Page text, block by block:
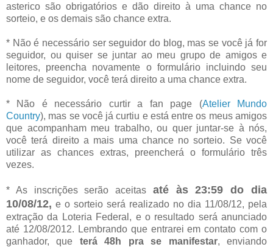
asterico são obrigatórios e dão direito à uma chance no
sorteio, e os demais são chance extra.
* Não é necessário ser seguidor do blog, mas se você já for
seguidor, ou quiser se juntar ao meu grupo de amigos e
leitores, preencha novamente o formulário incluindo seu
nome de seguidor, você terá direito a uma chance extra.
* Não é necessário curtir a fan page (Atelier Mundo
Country), mas se você já curtiu e está entre os meus amigos
que acompanham meu trabalho, ou quer juntar-se à nós,
você terá direito a mais uma chance no sorteio. Se você
utilizar as chances extras, preencherá o formulário três
vezes.
* As inscrições serão aceitas até às 23:59 do dia
10/08/12, e o sorteio será realizado no dia 11/08/12, pela
extração da Loteria Federal, e o resultado será anunciado
até 12/08/2012. Lembrando que entrarei em contato com o
ganhador, que terá 48h pra se manifestar, enviando